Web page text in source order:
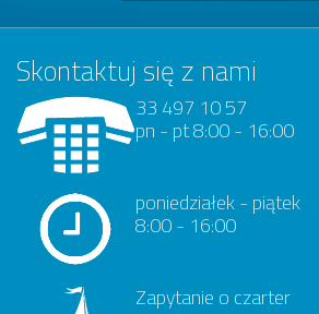
Skontaktuj się z nami
33 497 10 57
pn - pt 8:00 - 16:00
poniedziałek - piątek
8:00 - 16:00
Zapytanie o czarter